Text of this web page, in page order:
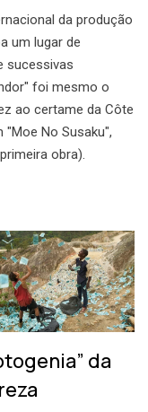
da produção
um lugar de
sucessivas
foi mesmo o
ao certame da Côte
No Susaku",
obra).
da